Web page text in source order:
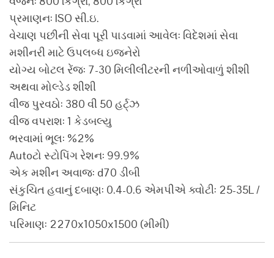
પ્રમાણન: ISO સી.ઇ.
વેચાણ પછીની સેવા પૂરી પાડવામાં આવેલ: વિદેશમાં સેવા
મશીનરી માટે ઉપલબ્ધ ઇજનેરો
યોગ્ય બોટલ રેંજ: 7-30 મિલીલીટરની નળીઓવાળું શીશી
અથવા મોલ્ડેડ શીશી
વીજ પુરવઠો: 380 વી 50 હર્ટ્ઝ
વીજ વપરાશ: 1 કેડબલ્યુ
ભરવામાં ભૂલ: %2%
Autoટો સ્ટોપિંગ રેશન: 99.9%
એક મશીન અવાજ: d70 ડીબી
સંકુચિત હવાનું દબાણ: 0.4-0.6 એમપીએ ક્વોટી: 25-35L /
મિનિટ
પરિમાણ: 2270x1050x1500 (મીમી)